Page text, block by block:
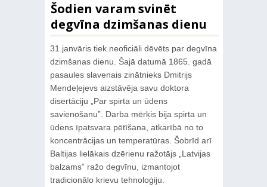
Šodien varam svinēt
degvīna dzimšanas dienu
31.janvāris tiek neoficiāli dēvēts par degvīna
dzimšanas dienu. Šajā datumā 1865. gadā
pasaules slavenais zinātnieks Dmitrijs
Mendeļejevs aizstāvēja savu doktora
disertāciju „Par spirta un ūdens
savienošanu”. Darba mērķis bija spirta un
ūdens īpatsvara pētīšana, atkarībā no to
koncentrācijas un temperatūras. Šobrīd arī
Baltijas lielākais dzērienu ražotājs „Latvijas
balzams” ražo degvīnu, izmantojot
tradicionālo krievu tehnoloģiju.